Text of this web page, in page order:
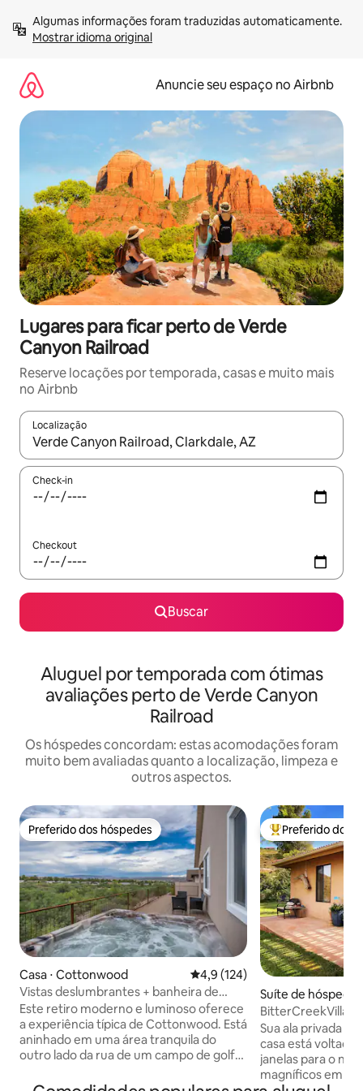
para
Mostrar idioma original
Anuncie seu espaço no Airbnb
Lugares para ficar perto de Verde
Canyon Railroad
Reserve locações por temporada, casas e muito mais
no Airbnb
Localização
Quando os resultados estiverem disponíveis, explore-os
Check-in
Checkout
Buscar
Aluguel por temporada com ótimas
avaliações perto de Verde Canyon
Railroad
Os hóspedes concordam: estas acomodações foram
muito bem avaliadas quanto a localização, limpeza e
outros aspectos.
Preferido dos hóspedes
Preferido dos hóspedes
Casa ⋅ Cottonwood 4,9 de uma avaliação média de
4,9 (124)
Vistas deslumbrantes + banheira de
hidromassagem + localização! 2 camas/2
banheiros
Este retiro moderno e luminoso oferece
a experiência típica de Cottonwood. Está
aninhado em uma área tranquila do
outro lado da rua de um campo de golfe
Cidade Velha e de inúmeras belezas
Entre os
Preferido dos
Suíte de
le
BitterCreekVilla
hidromassagem/
Sua ala privada
casa está voltada
janelas para o
magníficos em